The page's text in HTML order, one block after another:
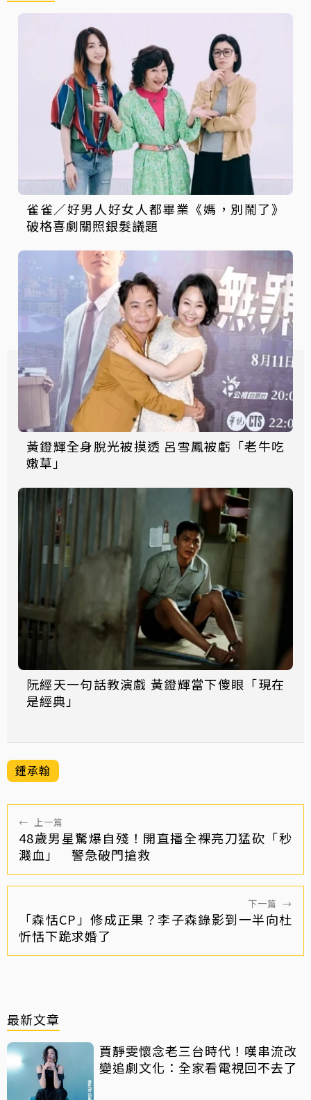
雀雀／好男人好女人都畢業《媽，別鬧了》
破格喜劇關照銀髮議題
黃鐙輝全身脫光被摸透 呂雪鳳被虧「老牛吃
嫩草」
阮經天一句話教演戲 黃鐙輝當下傻眼「現在
是經典」
鍾承翰
← 上一篇
48歲男星驚爆自殘！開直播全裸亮刀猛砍「秒
濺血」 警急破門搶救
下一篇 →
「森恬CP」修成正果？李子森錄影到一半向杜
忻恬下跪求婚了
最新文章
賈靜雯懷念老三台時代！嘆串流改
變追劇文化：全家看電視回不去了